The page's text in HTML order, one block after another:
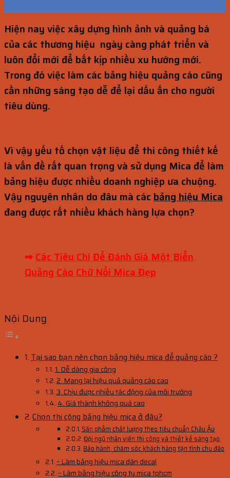
Hiện nay việc xây dựng hình ảnh và quảng bá
của các thương hiệu ngày càng phát triển và
luôn đổi mới để bắt kịp nhiều xu hướng mới.
Trong đó việc làm các bảng hiệu quảng cáo cũng
cần những sáng tạo dễ để lại dấu ấn cho người
tiêu dùng.
Vì vậy yếu tố chọn vật liệu để thi công thiết kế
là vấn đề rất quan trọng và sử dụng Mica để làm
bảng hiệu được nhiều doanh nghiệp ưa chuộng.
Vậy nguyên nhân do đâu mà các bảng hiệu Mica
đang được rất nhiều khách hàng lựa chọn?
➡Các Tiêu Chí Để Đánh Giá Một Biển
Quảng Cáo Chữ Nổi Mica Đẹp
Nội Dung
Tại sao bạn nên chọn bảng hiệu mica để quảng cáo ?
1. Dễ dàng gia công
2. Mang lại hiệu quả quảng cáo cao
3. Chịu được nhiều tác động của môi trường
4. Giá thành không quá cao
Chọn thi công bảng hiệu mica ở đâu?
Sản phẩm chất lượng theo tiêu chuẩn Châu Âu
Đội ngũ nhân viên thi công và thiết kế sáng tạo
Bảo hành, chăm sóc khách hàng tận tình chu đáo
– Làm bảng hiệu mica dán decal
– Làm bảng hiệu công ty mica tphcm